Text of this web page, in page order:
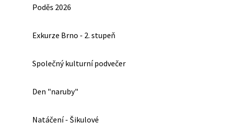
Poděs 2026
Exkurze Brno - 2. stupeň
Společný kulturní podvečer
Den "naruby"
Natáčení - Šikulové